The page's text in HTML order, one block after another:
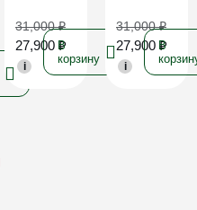
31,000₽
27,900 ₽
i
В
корзину
31,000₽
27,900 ₽
i
В